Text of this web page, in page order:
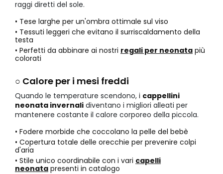
raggi diretti del sole.
• Tese larghe per un'ombra ottimale sul viso
• Tessuti leggeri che evitano il surriscaldamento della
testa
• Perfetti da abbinare ai nostri regali per neonata più
colorati
○ Calore per i mesi freddi
Quando le temperature scendono, i cappellini
neonata invernali diventano i migliori alleati per
mantenere costante il calore corporeo della piccola.
• Fodere morbide che coccolano la pelle del bebè
• Copertura totale delle orecchie per prevenire colpi
d'aria
• Stile unico coordinabile con i vari capelli
neonata presenti in catalogo